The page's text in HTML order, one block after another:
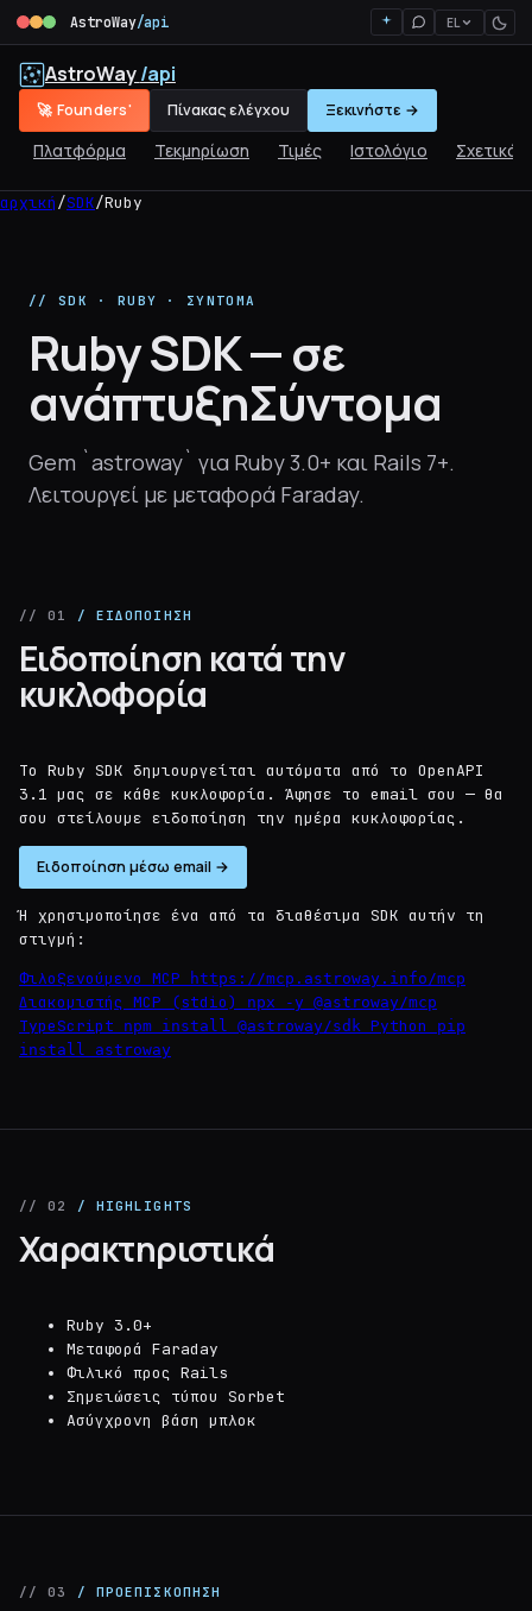
AstroWay/api EL
AstroWay/api
Πλατφόρμα Τεκμηρίωση Τιμές Ιστολόγιο Σχετικά
🚀 Founders' Πίνακας ελέγχου Ξεκινήστε →
αρχική/SDK/Ruby
// SDK · RUBY · ΣΎΝΤΟΜΑ
Ruby SDK — σε
ανάπτυξηΣύντομα
Gem `astroway` για Ruby 3.0+ και Rails 7+.
Λειτουργεί με μεταφορά Faraday.
// 01 / ΕΙΔΟΠΟΊΗΣΗ
Ειδοποίηση κατά την
κυκλοφορία
Το Ruby SDK δημιουργείται αυτόματα από το OpenAPI
3.1 μας σε κάθε κυκλοφορία. Άφησε το email σου — θα
σου στείλουμε ειδοποίηση την ημέρα κυκλοφορίας.
Ειδοποίηση μέσω email →
Ή χρησιμοποίησε ένα από τα διαθέσιμα SDK αυτήν τη
στιγμή:
Φιλοξενούμενο MCP
https://mcp.astroway.info/mcp
Διακομιστής MCP (stdio) npx -y @astroway/mcp
TypeScript npm install @astroway/sdk Python
pip
install astroway
// 02 / HIGHLIGHTS
Χαρακτηριστικά
Ruby 3.0+
Μεταφορά Faraday
Φιλικό προς Rails
Σημειώσεις τύπου Sorbet
Ασύγχρονη βάση μπλοκ
// 03 / ΠΡΟΕΠΙΣΚΌΠΗΣΗ